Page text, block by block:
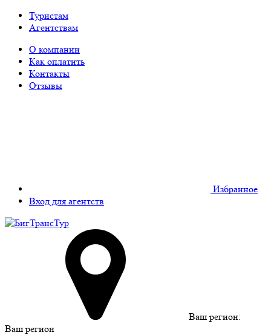
Туристам
Агентствам
О компании
Как оплатить
Контакты
Отзывы
Избранное
Вход для агентств
Ваш регион:
Ваш регион